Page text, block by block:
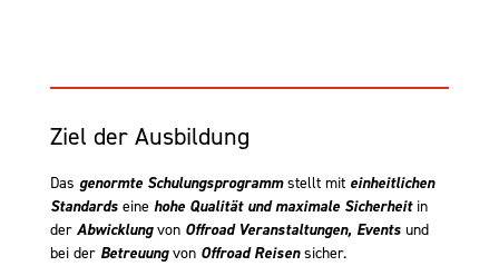
Ziel der Ausbildung
Das genormte Schulungsprogrammstellt mit einheitlichen
Standardseine hohe Qualität und maximale Sicherheitin
der Abwicklungvon Offroad Veranstaltungen, Eventsund
bei der Betreuung von Offroad Reisensicher.